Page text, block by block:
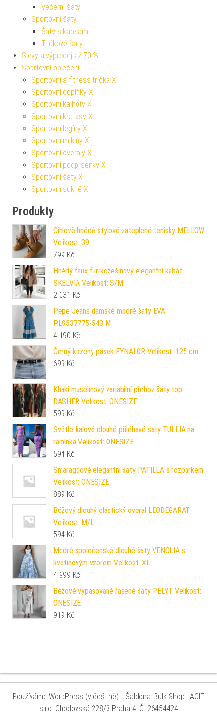
Večerní šaty
Sportovní šaty
Šaty s kapsami
Tričkové šaty
Slevy a výprodej až 70 %
Sportovní oblečení
Sportovní a fitness trička X
Sportovní doplňky X
Sportovní kalhoty X
Sportovní kraťasy X
Sportovní legíny X
Sportovní mikiny X
Sportovní overaly X
Sportovní podprsenky X
Sportovní šaty X
Sportovní sukně X
Produkty
Cihlově hnědé stylové zateplené tenisky MELLOW
Velikost: 39
799 Kč
Hnědý faux fur kožešinový elegantní kabát
SKELVIA Velikost: S/M
2 031 Kč
Pepe Jeans dámské modré šaty EVA
PL9537775-543 M
4 190 Kč
Černý kožený pásek FYNALOR Velikost: 125 cm
699 Kč
Khaki mušelínový variabilní přehoz šaty top
DASHER Velikost: ONESIZE
599 Kč
Světle fialové dlouhé přiléhavé šaty TULLIA na
ramínka Velikost: ONESIZE
594 Kč
Smaragdové elegantní šaty PATILLA s rozparkem
Velikost: ONESIZE
889 Kč
Béžový dlouhý elastický overal LEODEGARAT
Velikost: M/L
594 Kč
Modré společenské dlouhé šaty VENOLIA s
květinovým vzorem Velikost: XL
4 999 Kč
Béžové vypasované řasené šaty PELYT Velikost:
ONESIZE
919 Kč
Používáme WordPress (v češtině). | Šablona: Bulk Shop | ACIT
s.r.o. Chodovská 228/3 Praha 4 IČ: 26454424